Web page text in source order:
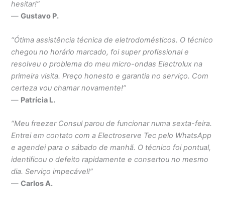
hesitar!”
—Gustavo P.
“Ótima assistência técnica de eletrodomésticos. O técnico
chegou no horário marcado, foi super profissional e
resolveu o problema do meu micro-ondas Electrolux na
primeira visita. Preço honesto e garantia no serviço. Com
certeza vou chamar novamente!”
— Patrícia L.
“Meu freezer Consul parou de funcionar numa sexta-feira.
Entrei em contato com a Electroserve Tec pelo WhatsApp
e agendei para o sábado de manhã. O técnico foi pontual,
identificou o defeito rapidamente e consertou no mesmo
dia. Serviço impecável!”
—Carlos A.